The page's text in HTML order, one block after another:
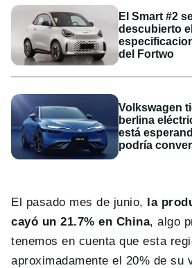
El Smart #2
descubierto
del Fortwo
Volkswagen
berlina
está
podría
El pasado mes de junio, la
cayó un 21.7% en China, algo
tenemos en cuenta que esta
aproximadamente el 20% de su